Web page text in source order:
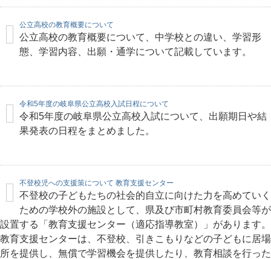
公立高校の教育概要について
公立高校の教育概要について、中学校との違い、学習形
態、学習内容、出願・通学について記載しています。
令和5年度の岐阜県公立高校入試日程について
令和5年度の岐阜県公立高校入試について、出願期日や結
果発表の日程をまとめました。
不登校児への支援策について 教育支援センター
不登校の子どもたちの社会的自立に向けた力を高めていく
ための学校外の施設として、県及び市町村教育委員会等が
設置する「教育支援センター（適応指導教室）」があります。
教育支援センターは、不登校、引きこもりなどの子どもに居場
所を提供し、無償で学習機会を提供したり、教育相談を行った